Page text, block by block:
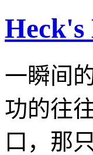
Heck's
一瞬间
功的往
口，那